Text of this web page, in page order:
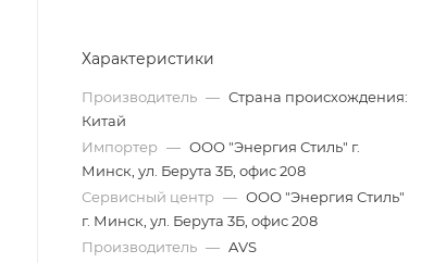
Характеристики
Производитель — Страна происхождения:
Китай
Импортер — ООО "Энергия Стиль" г.
Минск, ул. Берута 3Б, офис 208
Сервисный центр — ООО "Энергия Стиль"
г. Минск, ул. Берута 3Б, офис 208
Производитель — AVS